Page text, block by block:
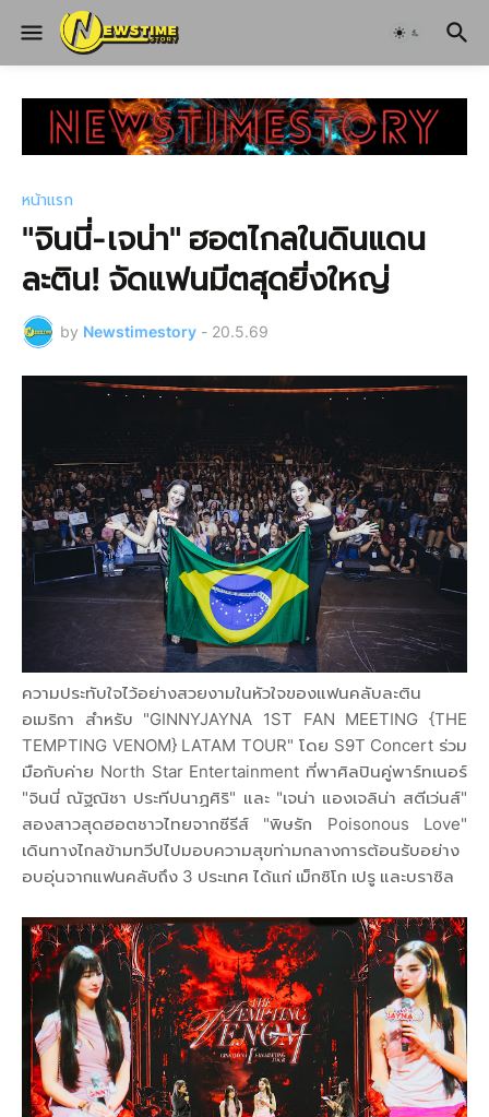
หน้าแรก
"จินนี่-เจน่า" ฮอตไกลในดินแดน
ละติน! จัดแฟนมีตสุดยิ่งใหญ่
by Newstimestory - 20.5.69
ความประทับใจไว้อย่างสวยงามในหัวใจของแฟนคลับละติน
อเมริกา สำหรับ "GINNYJAYNA 1ST FAN MEETING {THE
TEMPTING VENOM} LATAM TOUR" โดย S9T Concert ร่วม
มือกับค่าย North Star Entertainment ที่พาศิลปินคู่พาร์ทเนอร์
"จินนี่ ณัฐณิชา ประทีปนาฏศิริ" และ "เจน่า แองเจลิน่า สตีเว่นส์"
สองสาวสุดฮอตชาวไทยจากซีรีส์ "พิษรัก Poisonous Love"
เดินทางไกลข้ามทวีปไปมอบความสุขท่ามกลางการต้อนรับอย่าง
อบอุ่นจากแฟนคลับถึง 3 ประเทศ ได้แก่ เม็กซิโก เปรู และบราซิล